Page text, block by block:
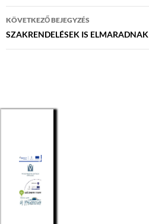
KÖVETKEZŐ BEJEGYZÉS
SZAKRENDELÉSEK IS ELMARADNAK